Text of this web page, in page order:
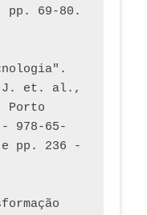
J. et. al.,
Porto
978-65-
e pp. 236 -